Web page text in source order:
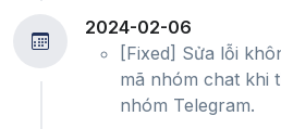
2024-02-06
[Fixed] Sửa lỗi
mã nhóm chat khi
nhóm Telegram.